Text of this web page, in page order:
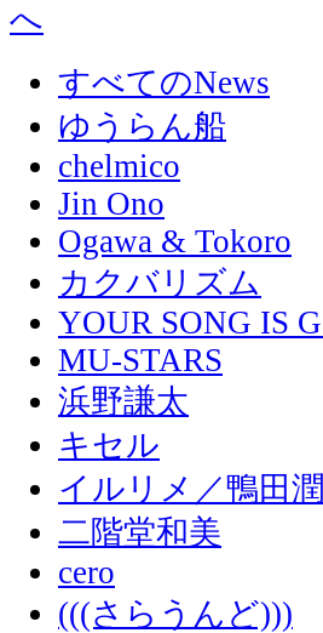
すべてのNews
ゆうらん船
chelmico
Jin Ono
Ogawa & Tokoro
カクバリズム
YOUR SONG IS
MU-STARS
浜野謙太
キセル
イルリメ／鴨田潤
二階堂和美
cero
(((さらうんど)))